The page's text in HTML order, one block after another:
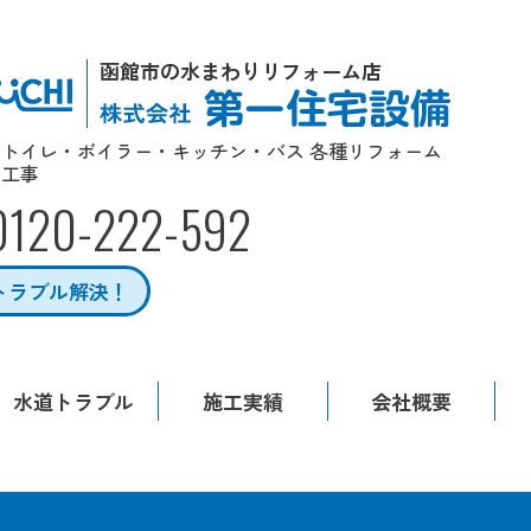
函館市の水まわりリフォーム店
トイレ・ボイラー・キッチン・バス 各種リフォーム
工事
222-592
ブル解決！
水道トラブル 施工実績 会社概要